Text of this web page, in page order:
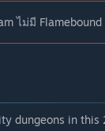
ไม่มี
dungeons in this